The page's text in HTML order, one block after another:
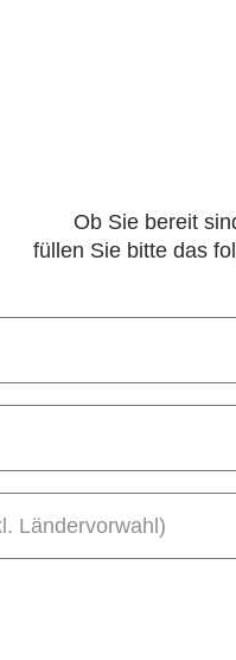
Ob Sie bereit
füllen Sie bitte das